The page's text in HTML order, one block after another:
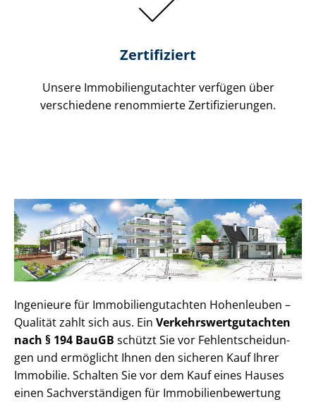
Zertifiziert
Unsere Immobilien­gutachter verfügen über
verschiedene renommierte Zer­ti­fi­zie­run­gen.
Ingenieure für Im­mo­bi­li­en­gut­ach­ten Hohenleuben –
Qualität zahlt sich aus. Ein Ver­kehrs­wert­gut­ach­ten
nach § 194 BauGB schützt Sie vor Fehl­ent­schei­dun­
gen und ermöglicht Ihnen den sicheren Kauf Ihrer
Immobilie. Schalten Sie vor dem Kauf eines Hauses
einen Sach­ver­stän­di­gen für Im­mo­bi­li­en­be­wer­tung